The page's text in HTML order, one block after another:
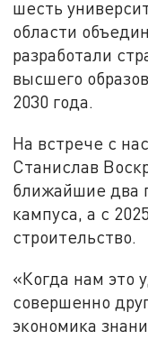
шесть
области
разработали
высшего
2030 года.
На встрече с
Станислав
ближайшие два
кампуса, а с
строительство.
«Когда нам это
совершенно
экономика